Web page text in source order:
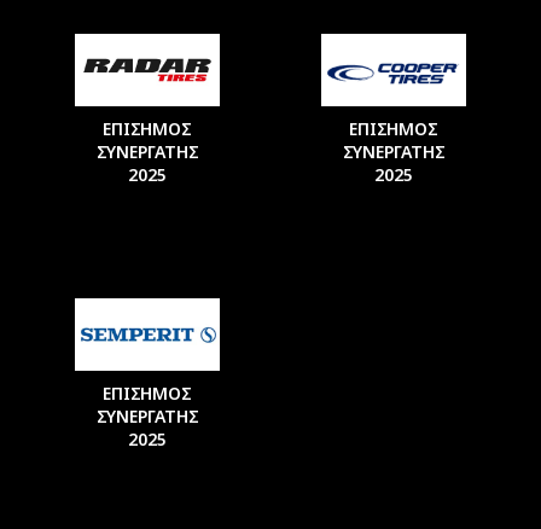
ΕΠΙΣΗΜΟΣ
ΣΥΝΕΡΓΑΤΗΣ
2025
ΕΠΙΣΗΜΟΣ
ΣΥΝΕΡΓΑΤΗΣ
2025
ΕΠΙΣΗΜΟΣ
ΣΥΝΕΡΓΑΤΗΣ
2025